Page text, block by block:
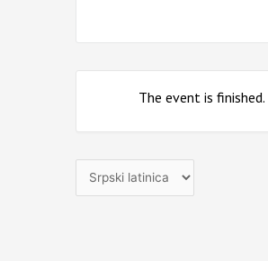
The event is finished.